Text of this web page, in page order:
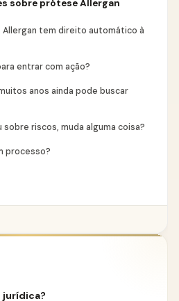
sobre prótese Allergan
tem direito automático à
entrar com ação?
anos ainda pode buscar
sobre riscos, muda alguma coisa?
processo?
jurídica?